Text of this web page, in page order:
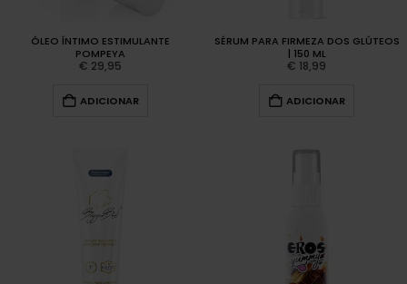
ÓLEO ÍNTIMO ESTIMULANTE
POMPEYA
€ 29,95
ADICIONAR
SÉRUM PARA FIRMEZA DOS GLÚTEOS
| 150 ML
€ 18,99
ADICIONAR